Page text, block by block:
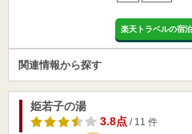
楽天トラベルの宿
関連情報から探す
姫若子の湯
3.8点/ 11 件